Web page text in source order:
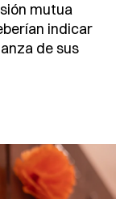
mutua
indicar
de sus